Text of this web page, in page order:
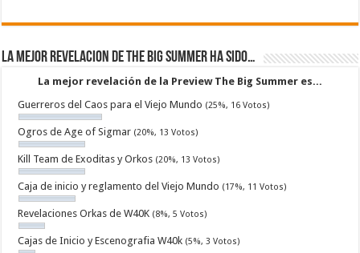
La mejor revelacion de The Big Summer ha sido…
La mejor revelación de la Preview The Big Summer es...
Guerreros del Caos para el Viejo Mundo (25%, 16 Votos)
Ogros de Age of Sigmar (20%, 13 Votos)
Kill Team de Exoditas y Orkos (20%, 13 Votos)
Caja de inicio y reglamento del Viejo Mundo (17%, 11 Votos)
Revelaciones Orkas de W40K (8%, 5 Votos)
Cajas de Inicio y Escenografia W40k (5%, 3 Votos)